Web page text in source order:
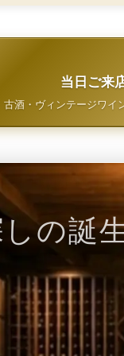
当日ご来
古酒・ヴィンテージワイ
の誕